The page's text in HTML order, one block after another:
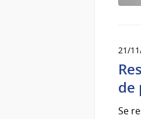
21/
de
Se